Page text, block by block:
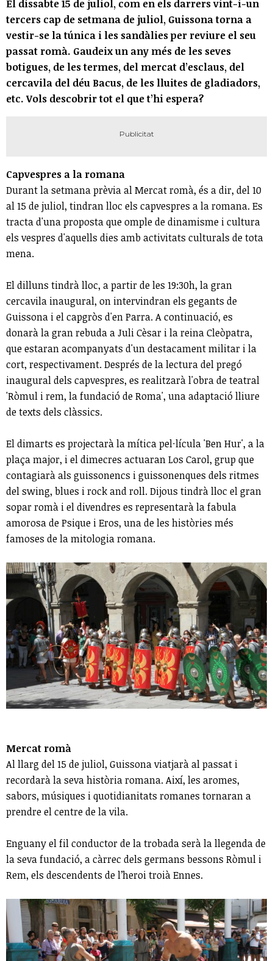
El dissabte 15 de juliol, com en els darrers vint-i-un
tercers cap de setmana de juliol, Guissona torna a
vestir-se la túnica i les sandàlies per reviure el seu
passat romà. Gaudeix un any més de les seves
botigues, de les termes, del mercat d’esclaus, del
cercavila del déu Bacus, de les lluites de gladiadors,
etc. Vols descobrir tot el que t’hi espera?
Capvespres a la romana
Durant la setmana prèvia al Mercat romà, és a dir, del 10
al 15 de juliol, tindran lloc els capvespres a la romana. Es
tracta d'una proposta que omple de dinamisme i cultura
els vespres d'aquells dies amb activitats culturals de tota
mena.
El dilluns tindrà lloc, a partir de les 19:30h, la gran
cercavila inaugural, on intervindran els gegants de
Guissona i el capgròs d'en Parra. A continuació, es
donarà la gran rebuda a Juli Cèsar i la reina Cleòpatra,
que estaran acompanyats d'un destacament militar i la
cort, respectivament. Després de la lectura del pregó
inaugural dels capvespres, es realitzarà l'obra de teatral
'Ròmul i rem, la fundació de Roma', una adaptació lliure
de texts dels clàssics.
El dimarts es projectarà la mítica pel·lícula 'Ben Hur', a la
plaça major, i el dimecres actuaran Los Carol, grup que
contagiarà als guissonencs i guissonenques dels ritmes
del swing, blues i rock and roll. Dijous tindrà lloc el gran
sopar romà i el divendres es representarà la fabula
amorosa de Psique i Eros, una de les històries més
famoses de la mitologia romana.
Mercat romà
Al llarg del 15 de juliol, Guissona viatjarà al passat i
recordarà la seva història romana. Així, les aromes,
sabors, músiques i quotidianitats romanes tornaran a
prendre el centre de la vila.
Enguany el fil conductor de la trobada serà la llegenda de
la seva fundació, a càrrec dels germans bessons Ròmul i
Rem, els descendents de l’heroi troià Ennes.